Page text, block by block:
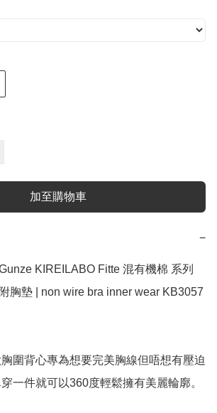
加至購物車
−
KIREILABO Fitte 混有機棉 系列
胸墊 | non wire bra inner wear KB3057
圍背心專為想要完美胸線但唔想有壓迫
一件就可以360度輕鬆擁有美麗輪廓。